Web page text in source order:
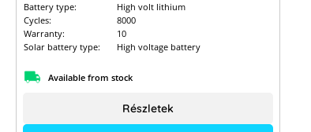
Battery type:
High volt lithium
Cycles:
8000
Warranty:
10
Solar battery type:
High voltage battery
Available from stock
Részletek